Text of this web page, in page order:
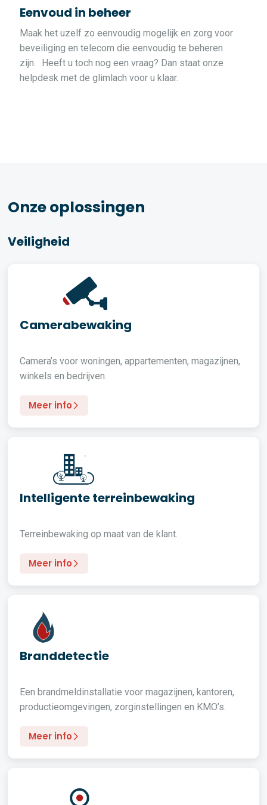
Eenvoud in beheer
Maak het uzelf zo eenvoudig mogelijk en zorg voor
beveiliging en telecom die eenvoudig te beheren
zijn. Heeft u toch nog een vraag? Dan staat onze
helpdesk met de glimlach voor u klaar.
Onze oplossingen
Veiligheid
Camerabewaking
Camera’s voor woningen, appartementen, magazijnen,
winkels en bedrijven.
Meer info
Intelligente terreinbewaking
Terreinbewaking op maat van de klant.
Meer info
Branddetectie
Een brandmeldinstallatie voor magazijnen, kantoren,
productieomgevingen, zorginstellingen en KMO’s.
Meer info